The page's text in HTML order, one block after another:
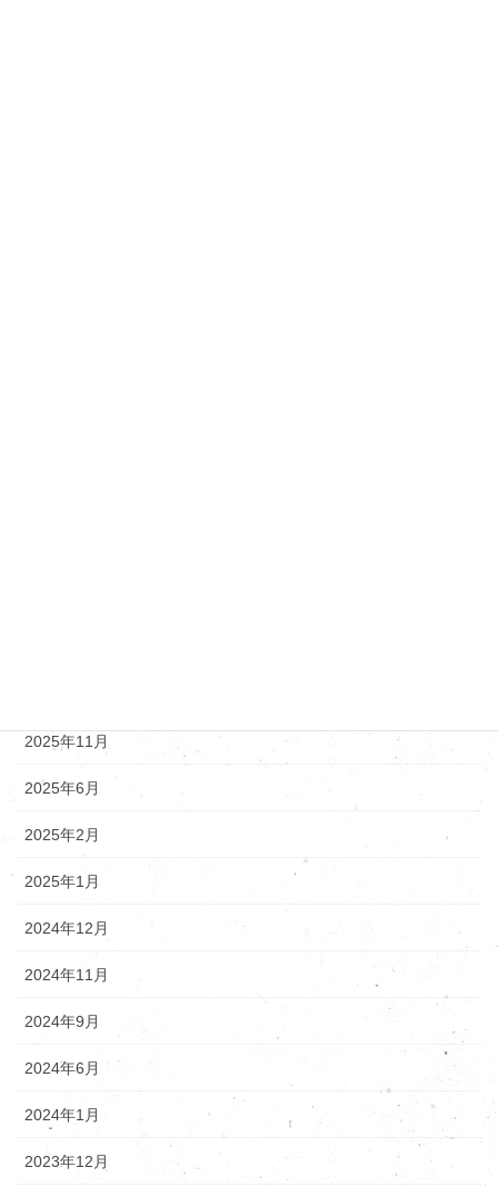
2025年11月
2025年6月
2025年2月
2025年1月
2024年12月
2024年11月
2024年9月
2024年6月
2024年1月
2023年12月